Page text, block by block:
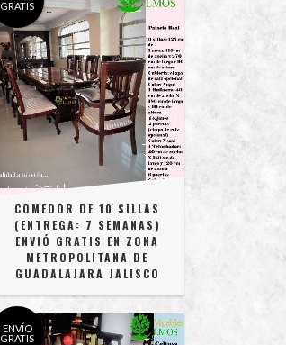
GRATIS
COMEDOR DE 10 SILLAS
(ENTREGA: 7 SEMANAS)
ENVIÓ GRATIS EN ZONA
METROPOLITANA DE
GUADALAJARA JALISCO
ENVÍO
GRATIS